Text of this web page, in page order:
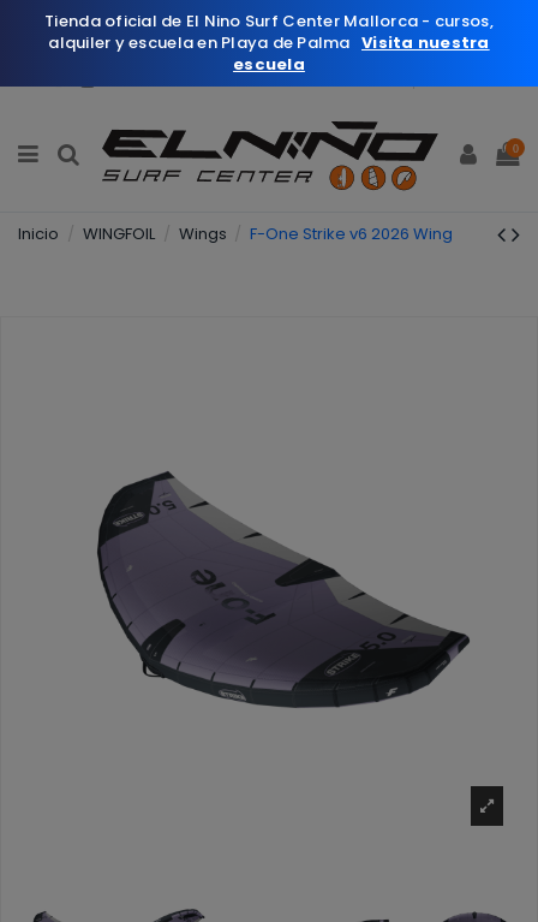
0
Inicio WINGFOIL Wings F-One Strike v6 2026 Wing
Tienda oficial de El Nino Surf Center Mallorca - cursos,
alquiler y escuela en Playa de Palma Visita nuestra
escuela